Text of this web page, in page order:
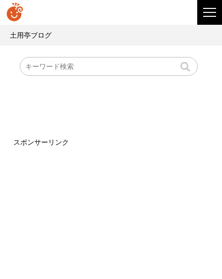
土用亭ブログ
スポンサーリンク